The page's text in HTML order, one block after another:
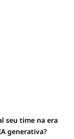
seu time na era
generativa?